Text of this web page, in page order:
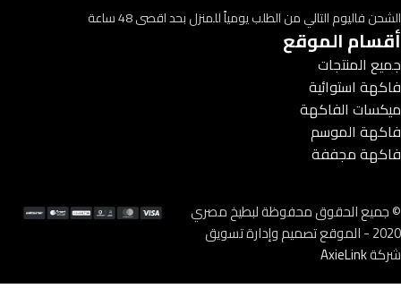
الشحن فاليوم التالي من الطلب يومياً للمنزل بحد اقصى 48 ساعة
أقسام الموقع
جميع المنتجات
فاكهة استوائية
ميكسات الفاكهة
فاكهة الموسم
فاكهة مجففة
© جميع الحقوق محفوظة لبطيخ مصري
2020 - الموقع تصميم وإدارة تسويق
شركةAxieLink